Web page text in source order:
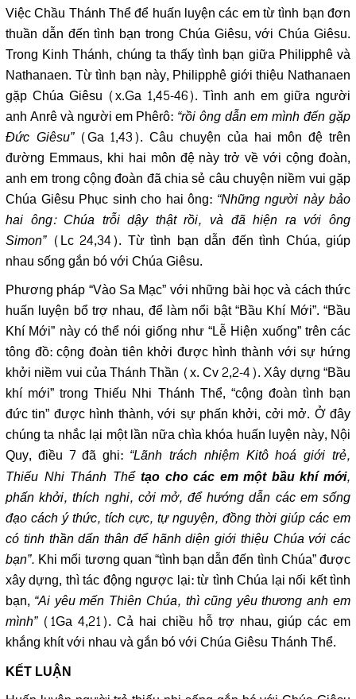
Việc Chầu Thánh Thể để huấn luyện các em từ tình bạn đơn
thuần dẫn đến tình bạn trong Chúa Giêsu, với Chúa Giêsu.
Trong Kinh Thánh, chúng ta thấy tình bạn giữa Philipphê và
Nathanaen. Từ tình bạn này, Philipphê giới thiệu Nathanaen
gặp Chúa Giêsu (x.Ga 1,45-46). Tình anh em giữa người
anh Anrê và người em Phêrô: “rồi ông dẫn em mình đến gặp
Đức Giêsu”(Ga 1,43). Câu chuyện của hai môn đệ trên
đường Emmaus, khi hai môn đệ này trở về với cộng đoàn,
anh em trong cộng đoàn đã chia sẻ câu chuyện niềm vui gặp
Chúa Giêsu Phục sinh cho hai ông: “Những người này bảo
hai ông: Chúa trỗi dậy thật rồi, và đã hiện ra với ông
Simon” (Lc 24,34). Từ tình bạn dẫn đến tình Chúa, giúp
nhau sống gắn bó với Chúa Giêsu.
Phương pháp “Vào Sa Mạc” với những bài học và cách thức
huấn luyện bổ trợ nhau, để làm nổi bật “Bầu Khí Mới”. “Bầu
Khí Mới” này có thể nói giống như “Lễ Hiện xuống” trên các
tông đồ: cộng đoàn tiên khởi được hình thành với sự hứng
khởi niềm vui của Thánh Thần (x. Cv 2,2-4). Xây dựng “Bầu
khí mới” trong Thiếu Nhi Thánh Thể, “cộng đoàn tình bạn
đức tin” được hình thành, với sự phấn khởi, cởi mở. Ở đây
chúng ta nhắc lại một lần nữa chìa khóa huấn luyện này, Nội
Quy, điều 7 đã ghi: “Lãnh trách nhiệm Kitô hoá giới trẻ,
Thiếu Nhi Thánh Thểtạo cho các em một bầu khí mới,
phấn khởi, thích nghi, cởi mở, để hướng dẫn các em sống
đạo cách ý thức, tích cực, tự nguyện, đồng thời giúp các em
có tinh thần dấn thân để hãnh diện giới thiệu Chúa với các
bạn”. Khi mối tương quan “tình bạn dẫn đến tình Chúa” được
xây dựng, thì tác động ngược lại: từ tình Chúa lại nối kết tình
bạn, “Ai yêu mến Thiên Chúa, thì cũng yêu thương anh em
mình”(1Ga 4,21). Cả hai chiều hỗ trợ nhau, giúp các em
khắng khít với nhau và gắn bó với Chúa Giêsu Thánh Thể.
KẾT LUẬN